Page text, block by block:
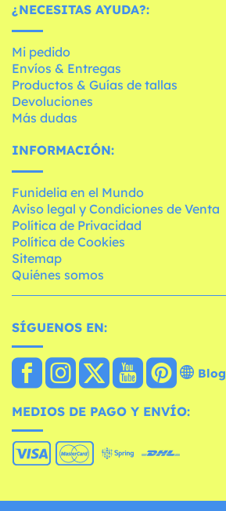
¿NECESITAS AYUDA?:
Mi pedido
Envíos & Entregas
Productos & Guías de tallas
Devoluciones
Más dudas
INFORMACIÓN:
Funidelia en el Mundo
Aviso legal y Condiciones de Venta
Política de Privacidad
Política de Cookies
Sitemap
Quiénes somos
SÍGUENOS EN:
Blog
MEDIOS DE PAGO Y ENVÍO: